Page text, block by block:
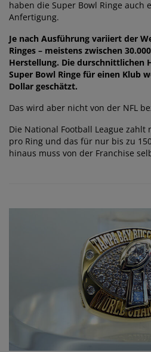
haben die Super Bowl Ringe auch
Anfertigung.
Je nach Ausführung variiert der
Ringes – meistens zwischen
Herstellung. Die durschnittlichen
Super Bowl Ringe für einen Klub
Dollar geschätzt.
Das wird aber nicht von der NFL
Die National Football League zahlt
pro Ring und das für nur bis zu
hinaus muss von der Franchise